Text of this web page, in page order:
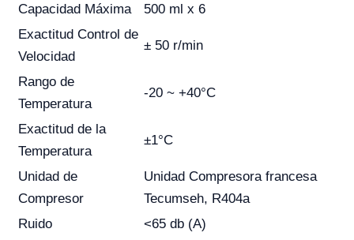
Capacidad Máxima
500 ml x 6
Exactitud Control de
Velocidad
± 50 r/min
Rango de
Temperatura
-20 ~ +40°C
Exactitud de la
Temperatura
±1°C
Unidad de
Compresor
Unidad Compresora francesa
Tecumseh, R404a
Ruido
<65 db (A)